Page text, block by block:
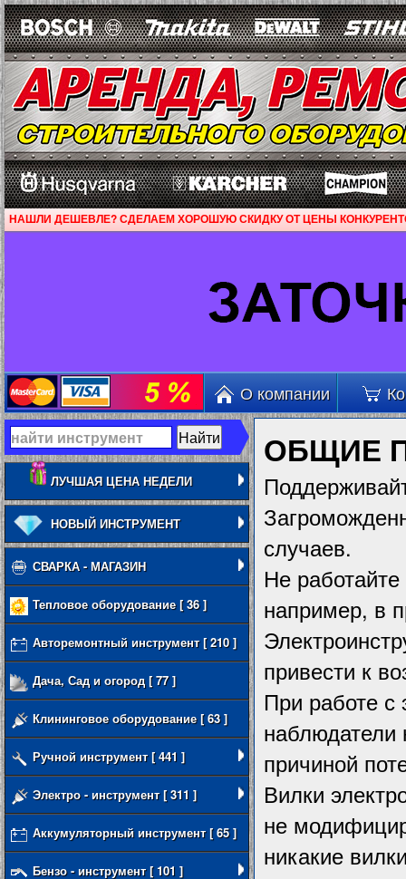
НАШЛИ ДЕШЕВЛЕ? СДЕЛАЕМ ХОРОШУЮ СКИДКУ ОТ ЦЕНЫ
О компании
ЛУЧШАЯ ЦЕНА НЕДЕЛИ
НОВЫЙ ИНСТРУМЕНТ
СВАРКА - МАГАЗИН
Тепловое оборудование [ 36 ]
Авторемонтный инструмент [ 210 ]
Дача, Сад и огород [ 77 ]
Клининговое оборудование [ 63 ]
Ручной инструмент [ 441 ]
Электро - инструмент [ 311 ]
Аккумуляторный инструмент [ 65 ]
Бензо - инструмент [ 101 ]
ОБЩИЕ
случаев.
Не
например, в
привести к
При работе с
наблюдатели
причиной
Вилки
не
никакие